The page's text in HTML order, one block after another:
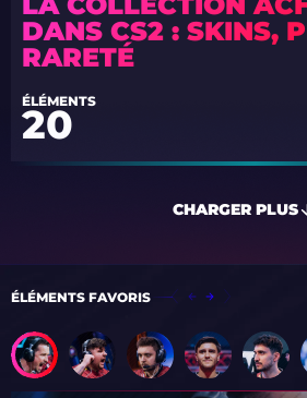
DANS CS2 : SKINS,
RARETÉ
ÉLÉMENTS
20
CHARGER PLUS
ÉLÉMENTS FAVORIS